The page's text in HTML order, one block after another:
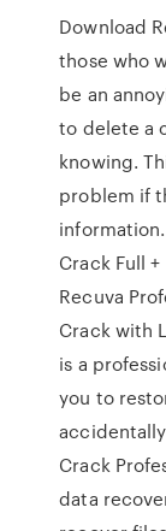
Download
those who
be an
to delete a
knowing.
problem if
information.
Crack Full
Recuva
Crack with
is a
you to
Crack
data